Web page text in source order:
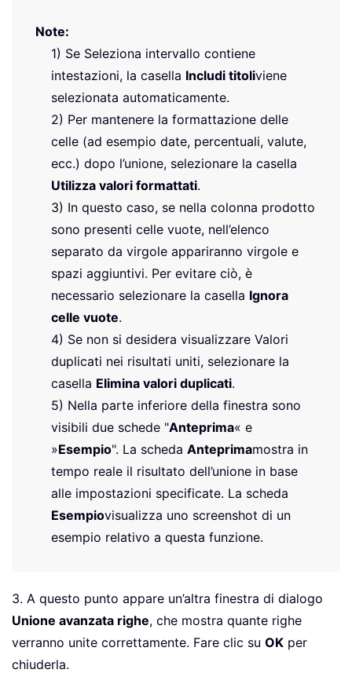
Note:
1) Se Seleziona intervallo contiene
intestazioni, la casella Includi titoliviene
selezionata automaticamente.
2) Per mantenere la formattazione delle
celle (ad esempio date, percentuali, valute,
ecc.) dopo l’unione, selezionare la casella
Utilizza valori formattati.
3) In questo caso, se nella colonna prodotto
sono presenti celle vuote, nell’elenco
separato da virgole appariranno virgole e
spazi aggiuntivi. Per evitare ciò, è
necessario selezionare la casella Ignora
celle vuote.
4) Se non si desidera visualizzare Valori
duplicati nei risultati uniti, selezionare la
casella Elimina valori duplicati.
5) Nella parte inferiore della finestra sono
visibili due schede "Anteprima« e
»Esempio". La scheda Anteprimamostra in
tempo reale il risultato dell’unione in base
alle impostazioni specificate. La scheda
Esempiovisualizza uno screenshot di un
esempio relativo a questa funzione.
3. A questo punto appare un’altra finestra di dialogo
Unione avanzata righe, che mostra quante righe
verranno unite correttamente. Fare clic su OK per
chiuderla.